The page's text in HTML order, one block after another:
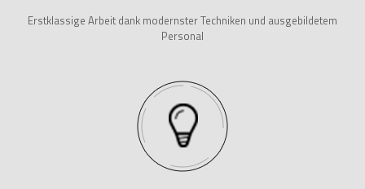
Erstklassige Arbeit dank modernster Techniken und ausgebildetem
Personal